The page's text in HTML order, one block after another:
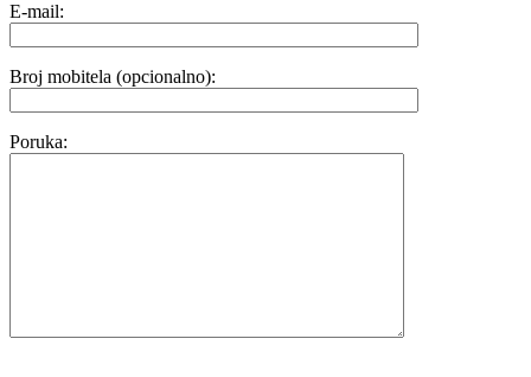
E-mail:
Broj mobitela (opcionalno):
Poruka: